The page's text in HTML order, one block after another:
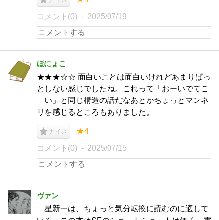
コメント(0) 2025/07/19
ほにょこ
★★★☆☆ 面白いことは面白いけれどあまりぱっ
としない感じでしたね。これって「おーいでてこ
ーい」と同じ構造の話だなあとかちょっとマンネ
リを感じるところもありました。
ナイス ★4
コメント(0) 2025/07/15
ヴァン
星新一は、ちょっと気分転換に読むのに適して